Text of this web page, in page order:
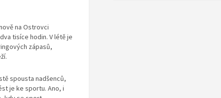
na Ostrovci
tisíce hodin. V létě je
zápasů,
spousta nadšenců,
je ke sportu. Ano, i